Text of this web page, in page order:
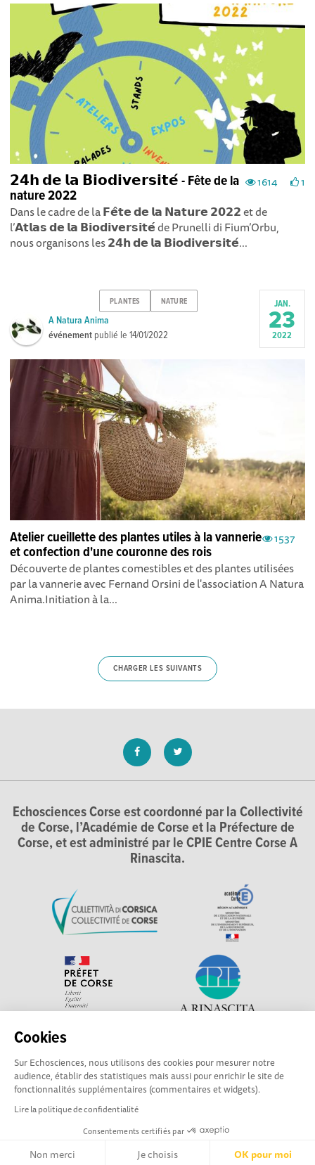
Cookies
Sur Echosciences, nous utilisons des cookies pour mesurer notre
audience, établir des statistiques mais aussi pour enrichir le site de
fonctionnalités supplémentaires (commentaires et widgets).
Lire la politique de confidentialité
Consentements certifiés par
Non merci Je choisis OK pour moi
1614 1
𝟮𝟰𝗵 𝗱𝗲 𝗹𝗮 𝗕𝗶𝗼𝗱𝗶𝘃𝗲𝗿𝘀𝗶𝘁𝗲́ - Fête de la
nature 2022
Dans le cadre de la 𝗙𝗲̂𝘁𝗲 𝗱𝗲 𝗹𝗮 𝗡𝗮𝘁𝘂𝗿𝗲 𝟮𝟬𝟮𝟮 et de
l’𝗔𝘁𝗹𝗮𝘀 𝗱𝗲 𝗹𝗮 𝗕𝗶𝗼𝗱𝗶𝘃𝗲𝗿𝘀𝗶𝘁𝗲́ de Prunelli di Fium’Orbu,
nous organisons les 𝟮𝟰𝗵 𝗱𝗲 𝗹𝗮 𝗕𝗶𝗼𝗱𝗶𝘃𝗲𝗿𝘀𝗶𝘁𝗲́...
PLANTES NATURE
A Natura Anima
événement publié le14/01/2022
JAN.
23
2022
1537
Atelier cueillette des plantes utiles à la vannerie
et confection d'une couronne des rois
Découverte de plantes comestibles et des plantes utilisées
par la vannerie avec Fernand Orsini de l'association A Natura
Anima.Initiation à la...
CHARGER LES SUIVANTS
Echosciences Corse est coordonné par la Collectivité
de Corse, l’Académie de Corse et la Préfecture de
Corse, et est administré par le CPIE Centre Corse A
Rinascita.
Corse, le réseau social des acteurs de sciences et de
technologie du territoire. Contact : contact-csti@cpie-
centrecorse.fr
Mentions légales|Politique de confidentialité
Ligne éditoriale